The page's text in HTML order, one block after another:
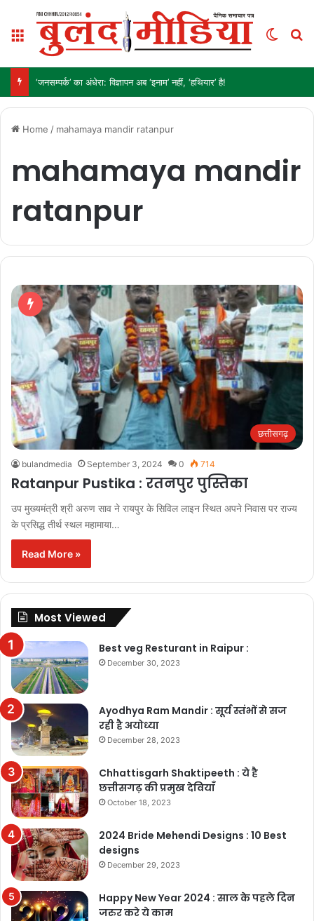
Menu
‘जनसम्पर्क’ का अंधेरा: विज्ञापन अब ‘इनाम’ नहीं, ‘हथियार’ है!
Home / mahamaya mandir ratanpur
mahamaya mandir
ratanpur
छत्तीसगढ़
bulandmedia September 3, 2024 0 714
Ratanpur Pustika : रतनपुर पुस्तिका
उप मुख्यमंत्री श्री अरुण साव ने रायपुर के सिविल लाइन स्थित अपने निवास पर राज्य
के प्रसिद्ध तीर्थ स्थल महामाया…
Read More »
Most Viewed
Best veg Resturant in Raipur :
December 30, 2023
Ayodhya Ram Mandir : सूर्य स्तंभों से सज
रही है अयोध्या
December 28, 2023
Chhattisgarh Shaktipeeth : ये है
छत्तीसगढ़ की प्रमुख देवियाँ
October 18, 2023
2024 Bride Mehendi Designs : 10 Best
designs
December 29, 2023
Happy New Year 2024 : साल के पहले दिन
जरुर करे ये काम